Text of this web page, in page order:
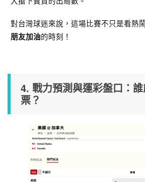
對台灣球迷來說，這場比賽不只是看熱
朋友加油的時刻！
4. 戰力預測與運彩盤口：
票？